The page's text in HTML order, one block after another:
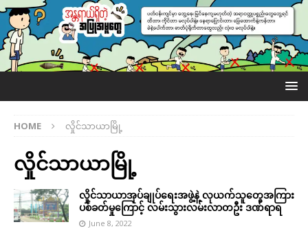
HOME လှိုင်သာယာမြို့
လှိုင်သာယာမြို့
လှိုင်သာယာအုပ်ချုပ်ရေးအဖွဲ့နဲ့ လုယက်သူတွေအကြား
ပစ်ခတ်မှုကြောင့် လမ်းသွားလမ်းလာတဦး ဒဏ်ရာရ
June 8, 2022